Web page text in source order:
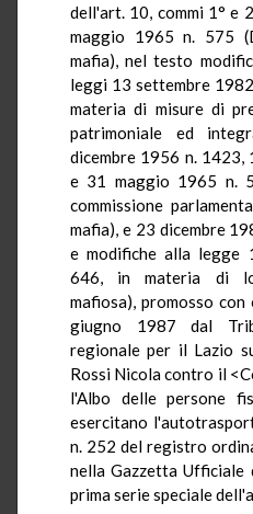
dell'art. 10, commi 1° e
maggio 1965 n. 575
mafia), nel testo
leggi 13 settembre
materia di misure di
patrimoniale ed
dicembre 1956 n.
e 31 maggio 1965 n.
commissione
mafia), e 23 dicembre
e modifiche alla legge
646, in materia di
mafiosa), promosso
giugno 1987 dal
regionale per il Lazio
Rossi Nicola contro il
l'Albo delle persone
esercitano
n. 252 del registro
nella Gazzetta Ufficiale
prima serie speciale